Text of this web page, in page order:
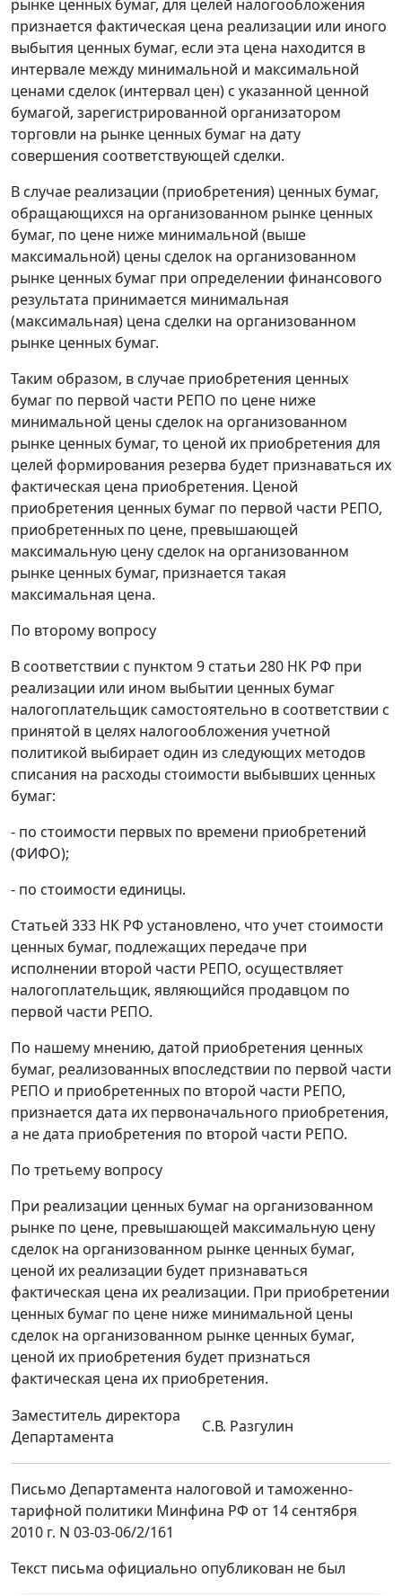
рынке ценных бумаг, для целей налогообложения
признается фактическая цена реализации или иного
выбытия ценных бумаг, если эта цена находится в
интервале между минимальной и максимальной
ценами сделок (интервал цен) с указанной ценной
бумагой, зарегистрированной организатором
торговли на рынке ценных бумаг на дату
совершения соответствующей сделки.
В случае реализации (приобретения) ценных бумаг,
обращающихся на организованном рынке ценных
бумаг, по цене ниже минимальной (выше
максимальной) цены сделок на организованном
рынке ценных бумаг при определении финансового
результата принимается минимальная
(максимальная) цена сделки на организованном
рынке ценных бумаг.
Таким образом, в случае приобретения ценных
бумаг по первой части РЕПО по цене ниже
минимальной цены сделок на организованном
рынке ценных бумаг, то ценой их приобретения для
целей формирования резерва будет признаваться их
фактическая цена приобретения. Ценой
приобретения ценных бумаг по первой части РЕПО,
приобретенных по цене, превышающей
максимальную цену сделок на организованном
рынке ценных бумаг, признается такая
максимальная цена.
По второму вопросу
В соответствии с пунктом 9 статьи 280 НК РФ при
реализации или ином выбытии ценных бумаг
налогоплательщик самостоятельно в соответствии с
принятой в целях налогообложения учетной
политикой выбирает один из следующих методов
списания на расходы стоимости выбывших ценных
бумаг:
- по стоимости первых по времени приобретений
(ФИФО);
- по стоимости единицы.
Статьей 333 НК РФ установлено, что учет стоимости
ценных бумаг, подлежащих передаче при
исполнении второй части РЕПО, осуществляет
налогоплательщик, являющийся продавцом по
первой части РЕПО.
По нашему мнению, датой приобретения ценных
бумаг, реализованных впоследствии по первой части
РЕПО и приобретенных по второй части РЕПО,
признается дата их первоначального приобретения,
а не дата приобретения по второй части РЕПО.
По третьему вопросу
При реализации ценных бумаг на организованном
рынке по цене, превышающей максимальную цену
сделок на организованном рынке ценных бумаг,
ценой их реализации будет признаваться
фактическая цена их реализации. При приобретении
ценных бумаг по цене ниже минимальной цены
сделок на организованном рынке ценных бумаг,
ценой их приобретения будет признаться
фактическая цена их приобретения.
Заместитель директора
Департамента
С.В. Разгулин
Письмо Департамента налоговой и таможенно-
тарифной политики Минфина РФ от 14 сентября
2010 г. N 03-03-06/2/161
Текст письма официально опубликован не был